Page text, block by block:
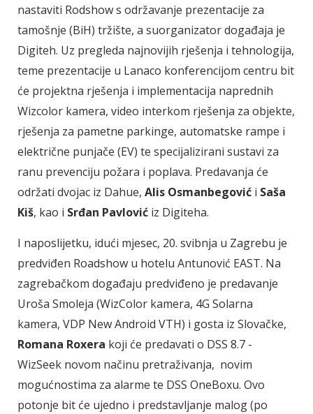
nastaviti Rodshow s održavanje prezentacije za
tamošnje (BiH) tržište, a suorganizator događaja je
Digiteh. Uz pregleda najnovijih rješenja i tehnologija,
teme prezentacije u Lanaco konferencijom centru bit
će projektna rješenja i implementacija naprednih
Wizcolor kamera, video interkom rješenja za objekte,
rješenja za pametne parkinge, automatske rampe i
električne punjače (EV) te specijalizirani sustavi za
ranu prevenciju požara i poplava. Predavanja će
održati dvojac iz Dahue, Alis Osmanbegović i Saša
Kiš, kao i Srđan Pavlović iz Digiteha.
I naposlijetku, idući mjesec, 20. svibnja u Zagrebu je
predviđen Roadshow u hotelu Antunović EAST. Na
zagrebačkom događaju predviđeno je predavanje
Uroša Smoleja (WizColor kamera, 4G Solarna
kamera, VDP New Android VTH) i gosta iz Slovačke,
Romana Roxera koji će predavati o DSS 8.7 -
WizSeek novom načinu pretraživanja, novim
mogućnostima za alarme te DSS OneBoxu. Ovo
potonje bit će ujedno i predstavljanje malog (po